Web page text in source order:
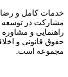
خدمات کامل و
مشارکت در توسعه و
راهنمایی و
حقوق قانونی و
مجموعه است.